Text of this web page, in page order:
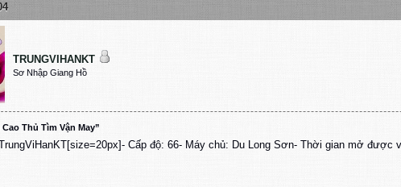
TRUNGVIHANKT
Sơ Nhập Giang Hồ
Thủ Tìm Vận May”
[size=20px]- Cấp độ: 66- Máy chủ: Du Long Sơn- Thời gian mở được